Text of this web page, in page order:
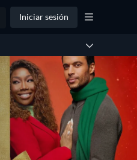
Iniciar sesión